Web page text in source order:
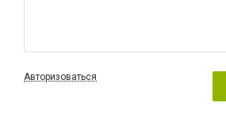
Авторизоваться